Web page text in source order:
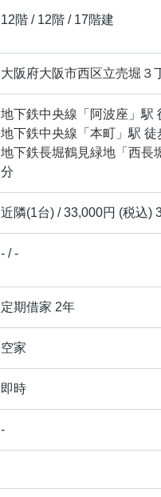
12階 / 12階 / 17階建
大阪府大阪市西区立売堀 ３
地下鉄中央線 「 阿波座 」駅
地下鉄中央線 「 本町 」駅
地下鉄長堀鶴見緑地 「 西長
分
近隣(1台) / 33,000円 (税込)
- / -
定期借家 2年
空家
即時
-